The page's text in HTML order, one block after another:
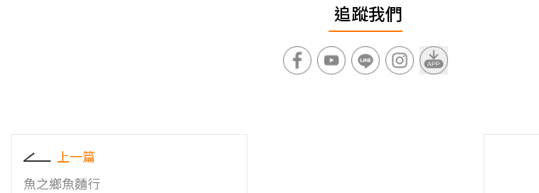
追蹤我們
上一篇
魚之鄉魚麵行